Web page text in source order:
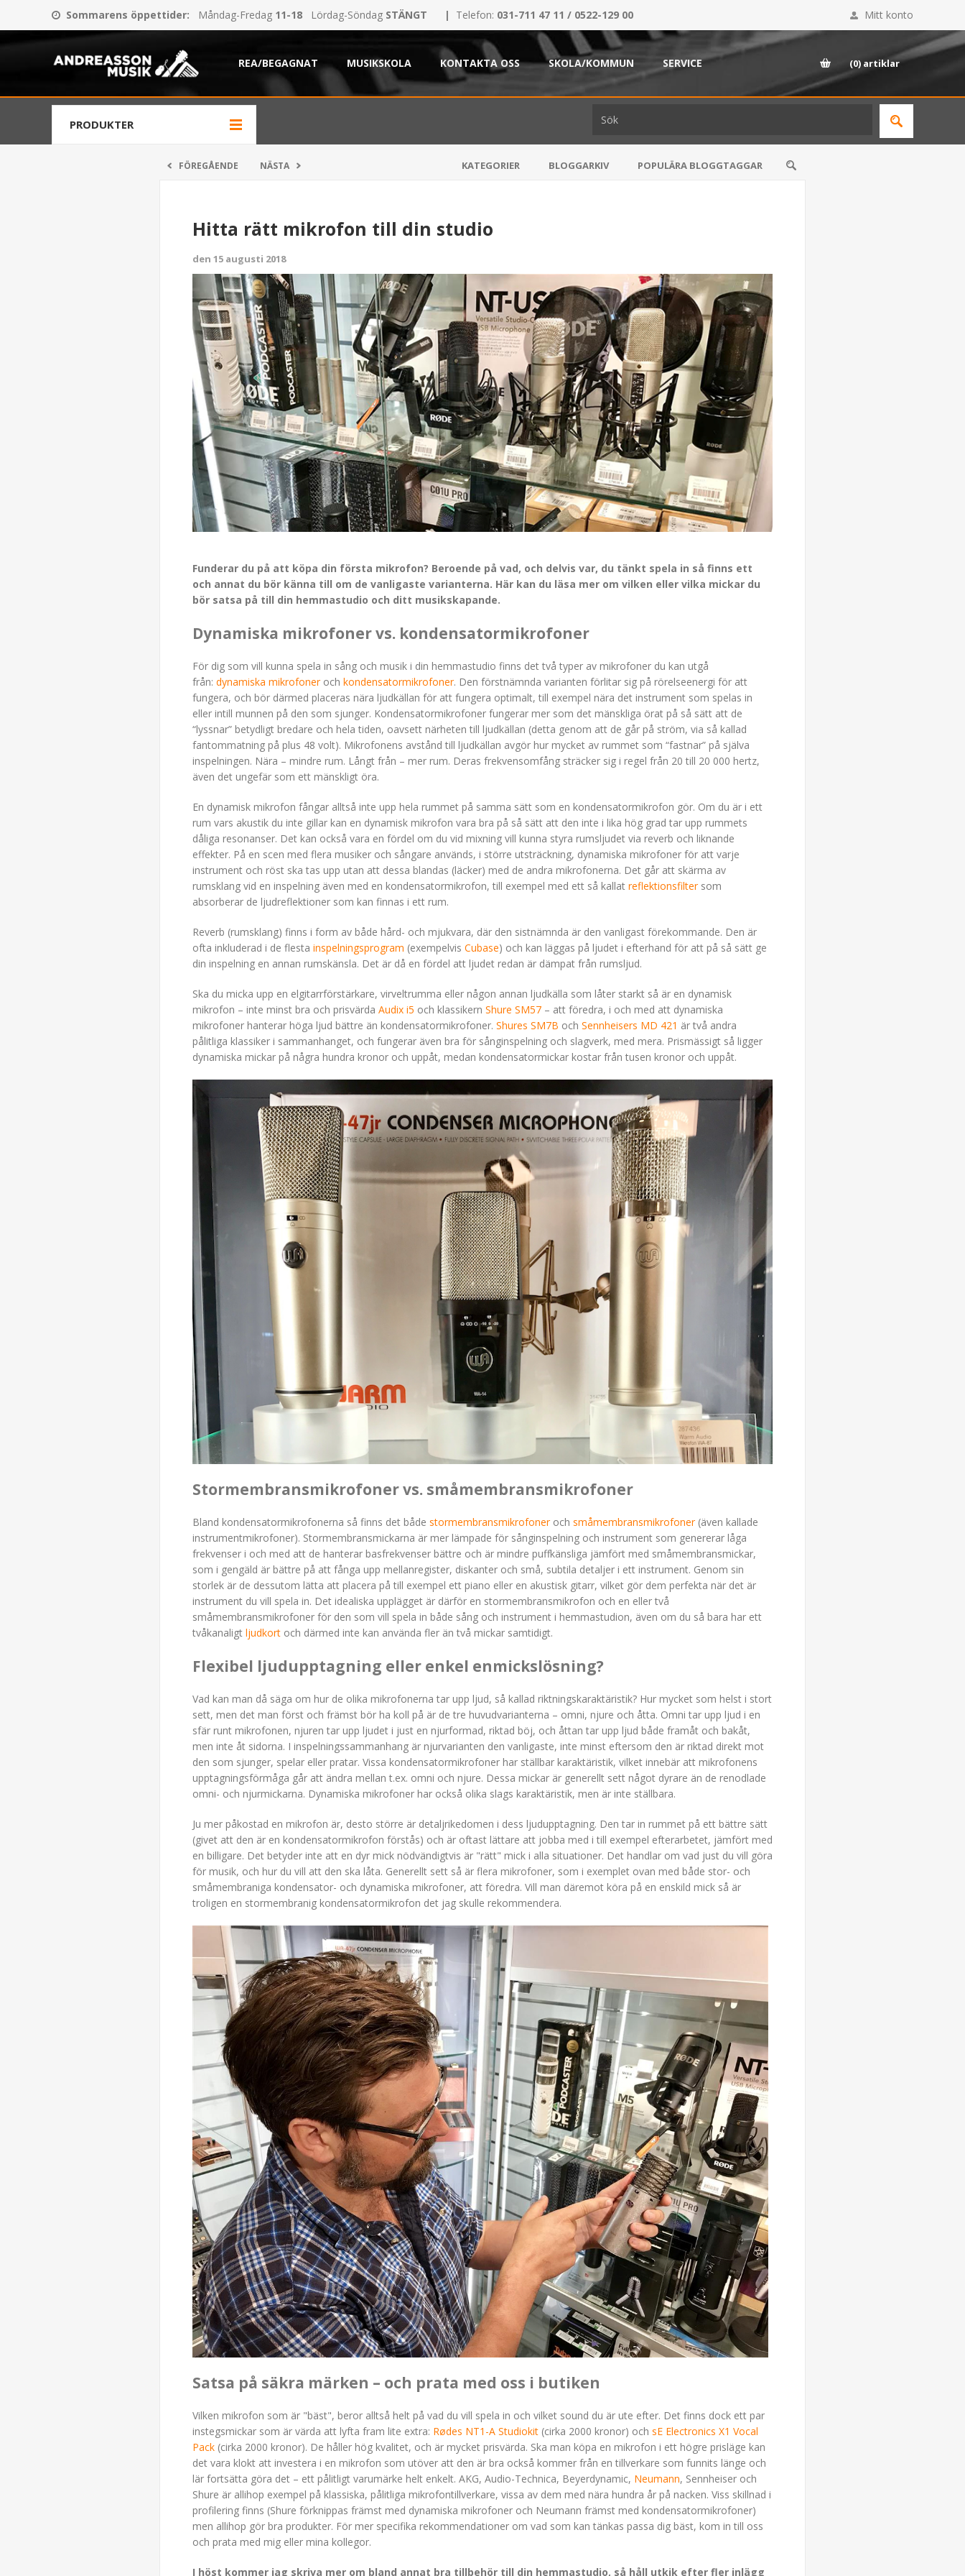
Sommarens öppettider: Måndag-Fredag 11-18 Lördag-Söndag STÄNGT | Telefon: 031-711 47 11 / 0522-129 00 Mitt konto
REA/BEGAGNAT MUSIKSKOLA KONTAKTA OSS SKOLA/KOMMUN SERVICE (0) artiklar
PRODUKTER
FÖREGÅENDE NÄSTA
Hitta rätt mikrofon till din studio
den 15 augusti 2018
Funderar du på att köpa din första mikrofon? Beroende på vad, och delvis var, du tänkt spela in så finns ett
och annat du bör känna till om de vanligaste varianterna. Här kan du läsa mer om vilken eller vilka mickar du
bör satsa på till din hemmastudio och ditt musikskapande.
Dynamiska mikrofoner vs. kondensatormikrofoner
För dig som vill kunna spela in sång och musik i din hemmastudio finns det två typer av mikrofoner du kan utgå
från: dynamiska mikrofoneroch kondensatormikrofoner. Den förstnämnda varianten förlitar sig på rörelseenergi för att
fungera, och bör därmed placeras nära ljudkällan för att fungera optimalt, till exempel nära det instrument som spelas in
eller intill munnen på den som sjunger. Kondensatormikrofoner fungerar mer som det mänskliga örat på så sätt att de
“lyssnar” betydligt bredare och hela tiden, oavsett närheten till ljudkällan (detta genom att de går på ström, via så kallad
fantommatning på plus 48 volt). Mikrofonens avstånd till ljudkällan avgör hur mycket av rummet som “fastnar” på själva
inspelningen. Nära – mindre rum. Långt från – mer rum. Deras frekvensomfång sträcker sig i regel från 20 till 20 000 hertz,
även det ungefär som ett mänskligt öra.
En dynamisk mikrofon fångar alltså inte upp hela rummet på samma sätt som en kondensatormikrofon gör. Om du är i ett
rum vars akustik du inte gillar kan en dynamisk mikrofon vara bra på så sätt att den inte i lika hög grad tar upp rummets
dåliga resonanser. Det kan också vara en fördel om du vid mixning vill kunna styra rumsljudet via reverb och liknande
effekter. På en scen med flera musiker och sångare används, i större utsträckning, dynamiska mikrofoner för att varje
instrument och röst ska tas upp utan att dessa blandas (läcker) med de andra mikrofonerna. Det går att skärma av
rumsklang vid en inspelning även med en kondensatormikrofon, till exempel med ett så kallat reflektionsfiltersom
absorberar de ljudreflektioner som kan finnas i ett rum.
Reverb (rumsklang) finns i form av både hård- och mjukvara, där den sistnämnda är den vanligast förekommande. Den är
ofta inkluderad i de flesta inspelningsprogram (exempelvis Cubase) och kan läggas på ljudet i efterhand för att på så sätt ge
din inspelning en annan rumskänsla. Det är då en fördel att ljudet redan är dämpat från rumsljud.
Ska du micka upp en elgitarrförstärkare, virveltrumma eller någon annan ljudkälla som låter starkt så är en dynamisk
mikrofon – inte minst bra och prisvärda Audix i5 och klassikern Shure SM57 – att föredra, i och med att dynamiska
mikrofoner hanterar höga ljud bättre än kondensatormikrofoner. Shures SM7B och Sennheisers MD 421 är två andra
pålitliga klassiker i sammanhanget, och fungerar även bra för sånginspelning och slagverk, med mera. Prismässigt så ligger
dynamiska mickar på några hundra kronor och uppåt, medan kondensatormickar kostar från tusen kronor och uppåt.
Stormembransmikrofoner vs. småmembransmikrofoner
Bland kondensatormikrofonerna så finns det både stormembransmikrofoneroch småmembransmikrofoner(även kallade
instrumentmikrofoner). Stormembransmickarna är mer lämpade för sånginspelning och instrument som genererar låga
frekvenser i och med att de hanterar basfrekvenser bättre och är mindre puffkänsliga jämfört med småmembransmickar,
som i gengäld är bättre på att fånga upp mellanregister, diskanter och små, subtila detaljer i ett instrument. Genom sin
storlek är de dessutom lätta att placera på till exempel ett piano eller en akustisk gitarr, vilket gör dem perfekta när det är
instrument du vill spela in. Det idealiska upplägget är därför en stormembransmikrofon och en eller två
småmembransmikrofoner för den som vill spela in både sång och instrument i hemmastudion, även om du så bara har ett
tvåkanaligt ljudkort och därmed inte kan använda fler än två mickar samtidigt.
Flexibel ljudupptagning eller enkel enmickslösning?
Vad kan man då säga om hur de olika mikrofonerna tar upp ljud, så kallad riktningskaraktäristik? Hur mycket som helst i stort
sett, men det man först och främst bör ha koll på är de tre huvudvarianterna – omni, njure och åtta. Omni tar upp ljud i en
sfär runt mikrofonen, njuren tar upp ljudet i just en njurformad, riktad böj, och åttan tar upp ljud både framåt och bakåt,
men inte åt sidorna. I inspelningssammanhang är njurvarianten den vanligaste, inte minst eftersom den är riktad direkt mot
den som sjunger, spelar eller pratar. Vissa kondensatormikrofoner har ställbar karaktäristik, vilket innebär att mikrofonens
upptagningsförmåga går att ändra mellan t.ex. omni och njure. Dessa mickar är generellt sett något dyrare än de renodlade
omni- och njurmickarna. Dynamiska mikrofoner har också olika slags karaktäristik, men är inte ställbara.
Ju mer påkostad en mikrofon är, desto större är detaljrikedomen i dess ljudupptagning. Den tar in rummet på ett bättre sätt
(givet att den är en kondensatormikrofon förstås) och är oftast lättare att jobba med i till exempel efterarbetet, jämfört med
en billigare. Det betyder inte att en dyr mick nödvändigtvis är "rätt" mick i alla situationer. Det handlar om vad just du vill göra
för musik, och hur du vill att den ska låta. Generellt sett så är flera mikrofoner, som i exemplet ovan med både stor- och
småmembraniga kondensator- och dynamiska mikrofoner, att föredra. Vill man däremot köra på en enskild mick så är
troligen en stormembranig kondensatormikrofon det jag skulle rekommendera.
Satsa på säkra märken – och prata med oss i butiken
Vilken mikrofon som är "bäst", beror alltså helt på vad du vill spela in och vilket sound du är ute efter. Det finns dock ett par
instegsmickar som är värda att lyfta fram lite extra: Rødes NT1-A Studiokit (cirka 2000 kronor) och sE Electronics X1 Vocal
Pack (cirka 2000 kronor). De håller hög kvalitet, och är mycket prisvärda. Ska man köpa en mikrofon i ett högre prisläge kan
det vara klokt att investera i en mikrofon som utöver att den är bra också kommer från en tillverkare som funnits länge och
lär fortsätta göra det – ett pålitligt varumärke helt enkelt. AKG, Audio-Technica, Beyerdynamic, Neumann, Sennheiser och
Shure är allihop exempel på klassiska, pålitliga mikrofontillverkare, vissa av dem med nära hundra år på nacken. Viss skillnad i
profilering finns (Shure förknippas främst med dynamiska mikrofoner och Neumann främst med kondensatormikrofoner)
men allihop gör bra produkter. För mer specifika rekommendationer om vad som kan tänkas passa dig bäst, kom in till oss
och prata med mig eller mina kollegor.
I höst kommer jag skriva mer om bland annat bra tillbehör till din hemmastudio, så håll utkik efter fler inlägg
KATEGORIER BLOGGARKIV POPULÄRA BLOGGTAGGAR